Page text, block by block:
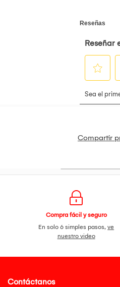
Compartir
Compra fácil y seguro
En solo 6 simples pasos,ve
nuestro video
Contáctanos